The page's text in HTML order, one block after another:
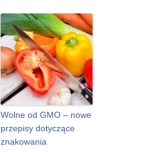
Wolne od GMO – nowe
przepisy dotyczące
znakowania